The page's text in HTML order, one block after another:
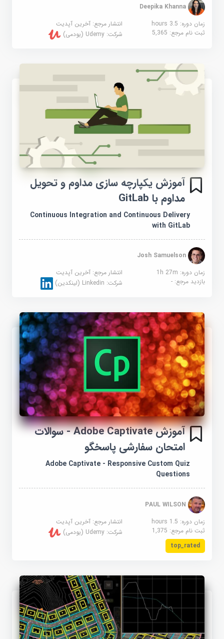
Deepika Khanna
زمان دوره: 3.5 hours
انتشار مرجع:آخرین آپدیت
ثبت نام مرجع:5,365 شرکت:Udemy (یودمی)
آموزش یکپارچه سازی مداوم و تحویل
مداوم با GitLab
Continuous Integration and Continuous Delivery
with GitLab
Josh Samuelson
زمان دوره: 1h 27m
انتشار مرجع:آخرین آپدیت
بازدید مرجع:- شرکت:Linkedin (لینکدین)
آموزش Adobe Captivate - سوالات
امتحان سفارشی پاسخگو
Adobe Captivate - Responsive Custom Quiz
Questions
PAUL WILSON
زمان دوره: 1.5 hours
انتشار مرجع:آخرین آپدیت
ثبت نام مرجع:1,375 شرکت:Udemy (یودمی)
top_rated